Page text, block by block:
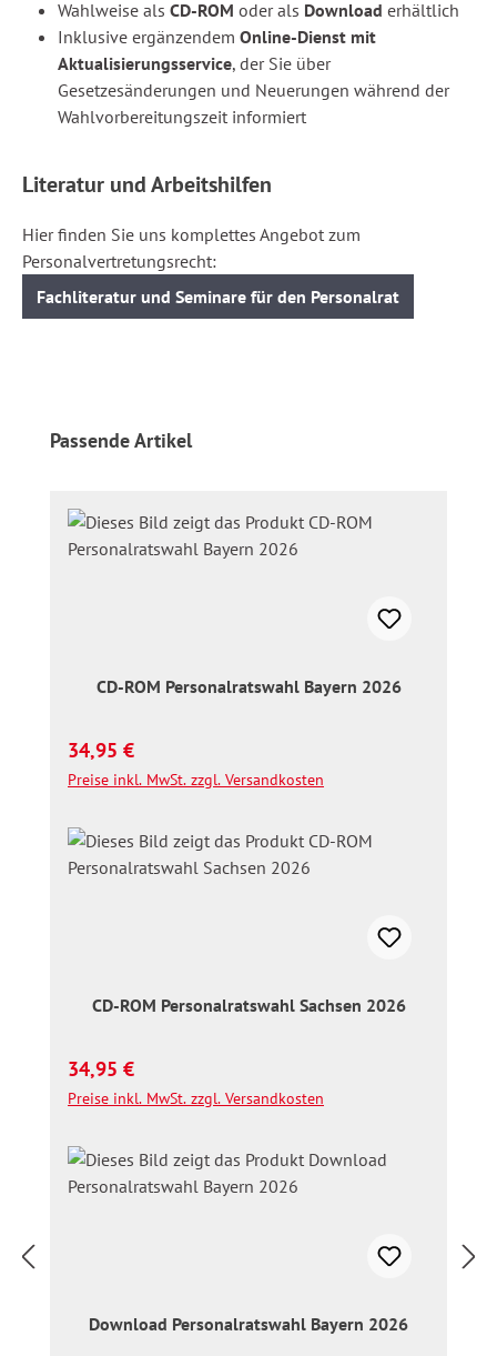
Wahlweise als CD-ROM oder als Download erhältlich
Inklusive ergänzendem Online-Dienst mit
Aktualisierungsservice, der Sie über
Gesetzesänderungen und Neuerungen während der
Wahlvorbereitungszeit informiert
Literatur und Arbeitshilfen
Hier finden Sie uns komplettes Angebot zum
Personalvertretungsrecht:
Fachliteratur und Seminare für den Personalrat
Produktgalerie überspringen
Passende Artikel
CD-ROM Personalratswahl Bayern 2026
Regulärer Preis:
34,95 €
Preise inkl. MwSt. zzgl. Versandkosten
CD-ROM Personalratswahl Sachsen 2026
Regulärer Preis:
34,95 €
Preise inkl. MwSt. zzgl. Versandkosten
Download Personalratswahl Bayern 2026